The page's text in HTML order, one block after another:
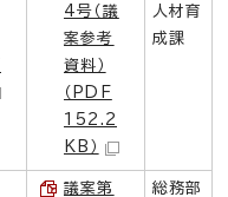
4号（議
案参考
資料）
（PDF
152.2
KB）
人材育
成課
議案第
総務部